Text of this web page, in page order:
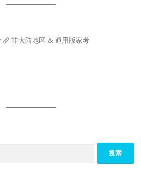
非大陆地区 & 通用版家考